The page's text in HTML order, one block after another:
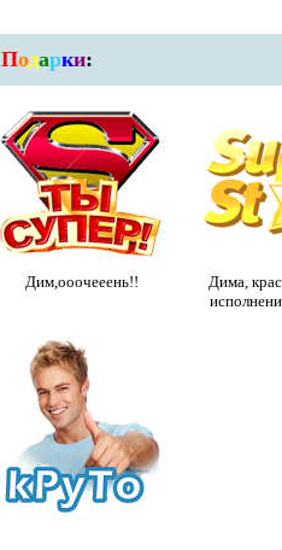
Подарки:
Дим,ооочееень!!
Дима,